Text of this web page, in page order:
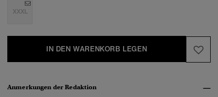
XXXL
IN DEN WARENKORB LEGEN
Anmerkungen der Redaktion